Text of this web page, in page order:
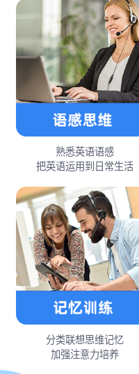
熟悉英语语感
把英语运用到日常生活
分类联想思维记忆
加强注意力培养